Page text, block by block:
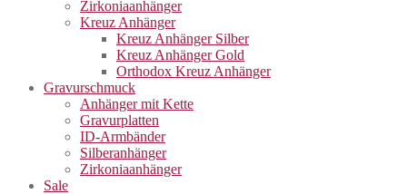
Zirkoniaanhänger
Kreuz Anhänger
Kreuz Anhänger Silber
Kreuz Anhänger Gold
Orthodox Kreuz Anhänger
Gravurschmuck
Anhänger mit Kette
Gravurplatten
ID-Armbänder
Silberanhänger
Zirkoniaanhänger
Sale